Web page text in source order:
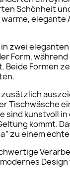
Schönheit
zwei
Form,
Formen
Tischwäsche
sind kunstvoll
kommt.
zu einem